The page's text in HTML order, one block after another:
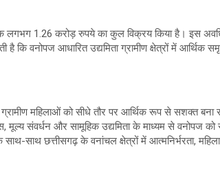
लगभग 1.26 करोड़ रुपये का कुल विक्रय किया है। इस
वनोपज आधारित उद्यमिता ग्रामीण क्षेत्रों में आर्थिक
ग्रामीण महिलाओं को सीधे तौर पर आर्थिक रूप से सशक्त
संवर्धन और सामूहिक उद्यमिता के माध्यम से वनोपज को
साथ छत्तीसगढ़ के वनांचल क्षेत्रों में आत्मनिर्भरता,